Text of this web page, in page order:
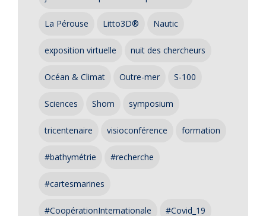
La Pérouse Litto3D® Nautic
exposition virtuelle nuit des chercheurs
Océan & Climat Outre-mer S-100
Sciences Shom symposium
tricentenaire visioconférence formation
#bathymétrie #recherche
#cartesmarines
#CoopérationInternationale #Covid_19